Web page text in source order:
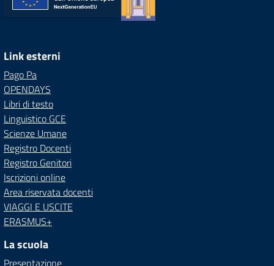
Link esterni
Pago Pa
OPENDAYS
Libri di testo
Linguistico GCE
Scienze Umane
Registro Docenti
Registro Genitori
Iscrizioni online
Area riservata docenti
VIAGGI E USCITE
ERASMUS+
La scuola
Presentazione